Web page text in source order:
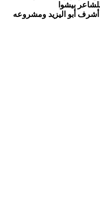
بيشوا
أبو اليزيد ومشروعه